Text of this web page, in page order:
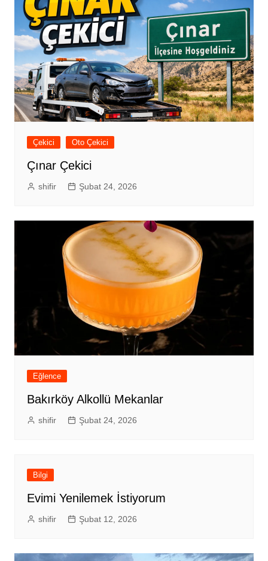
Çekici Oto Çekici
Çınar Çekici
shifir Şubat 24, 2026
Eğlence
Bakırköy Alkollü Mekanlar
shifir Şubat 24, 2026
Bilgi
Evimi Yenilemek İstiyorum
shifir Şubat 12, 2026